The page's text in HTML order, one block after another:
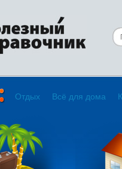
Отдых Всё для дома